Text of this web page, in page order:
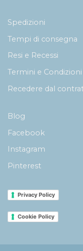
Spedizioni
Tempi di consegna
Resi e Recessi
Termini e Condizioni
Recedere dal
Blog
Facebook
Instagram
Pinterest
Privacy Policy
Cookie Policy